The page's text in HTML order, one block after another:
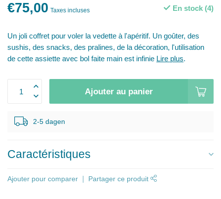
€75,00 Taxes incluses En stock (4)
Un joli coffret pour voler la vedette à l'apéritif. Un goûter, des
sushis, des snacks, des pralines, de la décoration, l'utilisation
de cette assiette avec bol faite main est infinie Lire plus.
Ajouter au panier
2-5 dagen
Caractéristiques
Ajouter pour comparer Partager ce produit